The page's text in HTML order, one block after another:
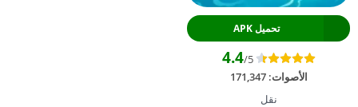
تحميل APK
4.4/5
الأصوات:171,347
نقل